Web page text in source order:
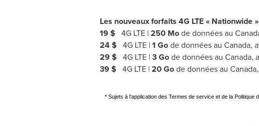
Les nouveaux forfaits 4G LTE « Nationwide
19 $ 4G LTE |250 Mode données au
24 $ 4G LTE |1 Gode données au Canada,
29 $ 4G LTE |3 Gode données au Canada,
39 $ 4G LTE |20 Gode données au Canada
* Sujets à l'application des Termes de service et de la Politique